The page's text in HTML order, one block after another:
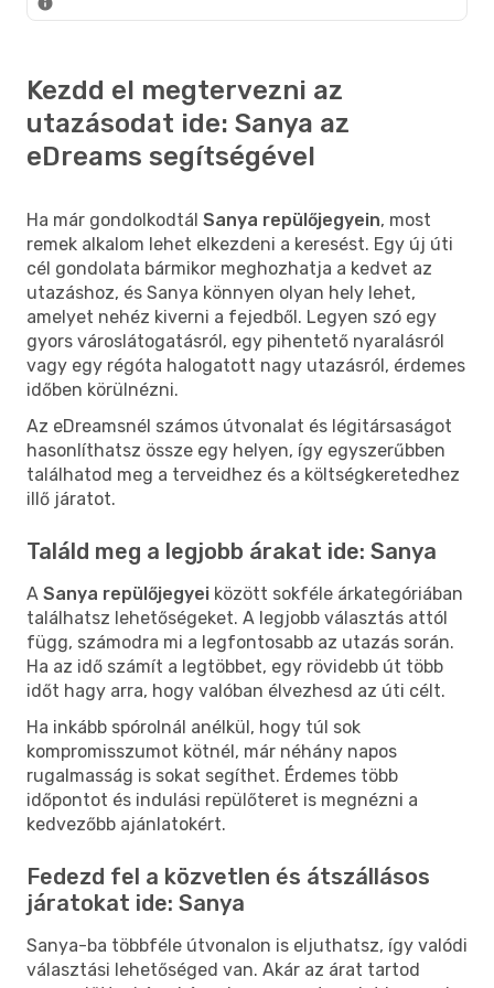
Kezdd el megtervezni az
utazásodat ide: Sanya az
eDreams segítségével
Ha már gondolkodtál Sanya repülőjegyein, most
remek alkalom lehet elkezdeni a keresést. Egy új úti
cél gondolata bármikor meghozhatja a kedvet az
utazáshoz, és Sanya könnyen olyan hely lehet,
amelyet nehéz kiverni a fejedből. Legyen szó egy
gyors városlátogatásról, egy pihentető nyaralásról
vagy egy régóta halogatott nagy utazásról, érdemes
időben körülnézni.
Az eDreamsnél számos útvonalat és légitársaságot
hasonlíthatsz össze egy helyen, így egyszerűbben
találhatod meg a terveidhez és a költségkeretedhez
illő járatot.
Találd meg a legjobb árakat ide: Sanya
A Sanya repülőjegyei között sokféle árkategóriában
találhatsz lehetőségeket. A legjobb választás attól
függ, számodra mi a legfontosabb az utazás során.
Ha az idő számít a legtöbbet, egy rövidebb út több
időt hagy arra, hogy valóban élvezhesd az úti célt.
Ha inkább spórolnál anélkül, hogy túl sok
kompromisszumot kötnél, már néhány napos
rugalmasság is sokat segíthet. Érdemes több
időpontot és indulási repülőteret is megnézni a
kedvezőbb ajánlatokért.
Fedezd fel a közvetlen és átszállásos
járatokat ide: Sanya
Sanya-ba többféle útvonalon is eljuthatsz, így valódi
választási lehetőséged van. Akár az árat tartod